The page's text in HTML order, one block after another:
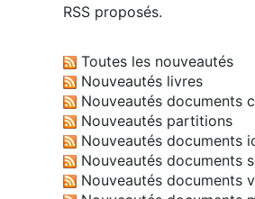
RSS proposés.
Toutes les nouveautés
Nouveautés livres
Nouveautés documents
Nouveautés partitions
Nouveautés documents
Nouveautés documents
Nouveautés documents